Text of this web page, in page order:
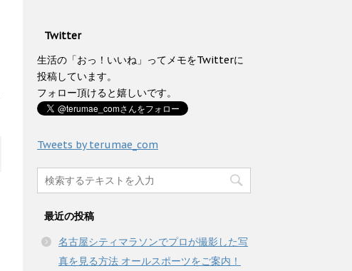
) ィ
ウ
で
開
き
)
t
e
共
有
(
い
ウ
ン
ド
ウ
で
)
有
す
に
は
ク
リ
し
て
だ
(
ィ
ド
Twitter
生活の「おっ！いいね」ってメモをTwitterに
投稿しています。
フォロー頂けると嬉しいです。
Tweets by terumae_com
最近の投稿
名古屋シティマラソンでプロが撮影した写
真を見る方法 オールスポーツをご案内！